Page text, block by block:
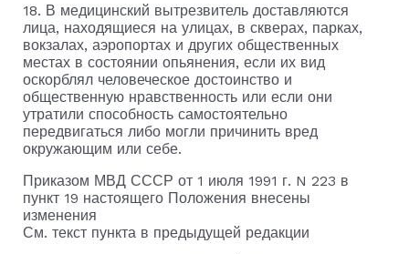
18. В медицинский вытрезвитель доставляются
лица, находящиеся на улицах, в скверах, парках,
вокзалах, аэропортах и других общественных
местах в состоянии опьянения, если их вид
оскорблял человеческое достоинство и
общественную нравственность или если они
утратили способность самостоятельно
передвигаться либо могли причинить вред
окружающим или себе.
Приказом МВД СССР от 1 июля 1991 г. N 223 в
пункт 19 настоящего Положения внесены
изменения
См. текст пункта в предыдущей редакции